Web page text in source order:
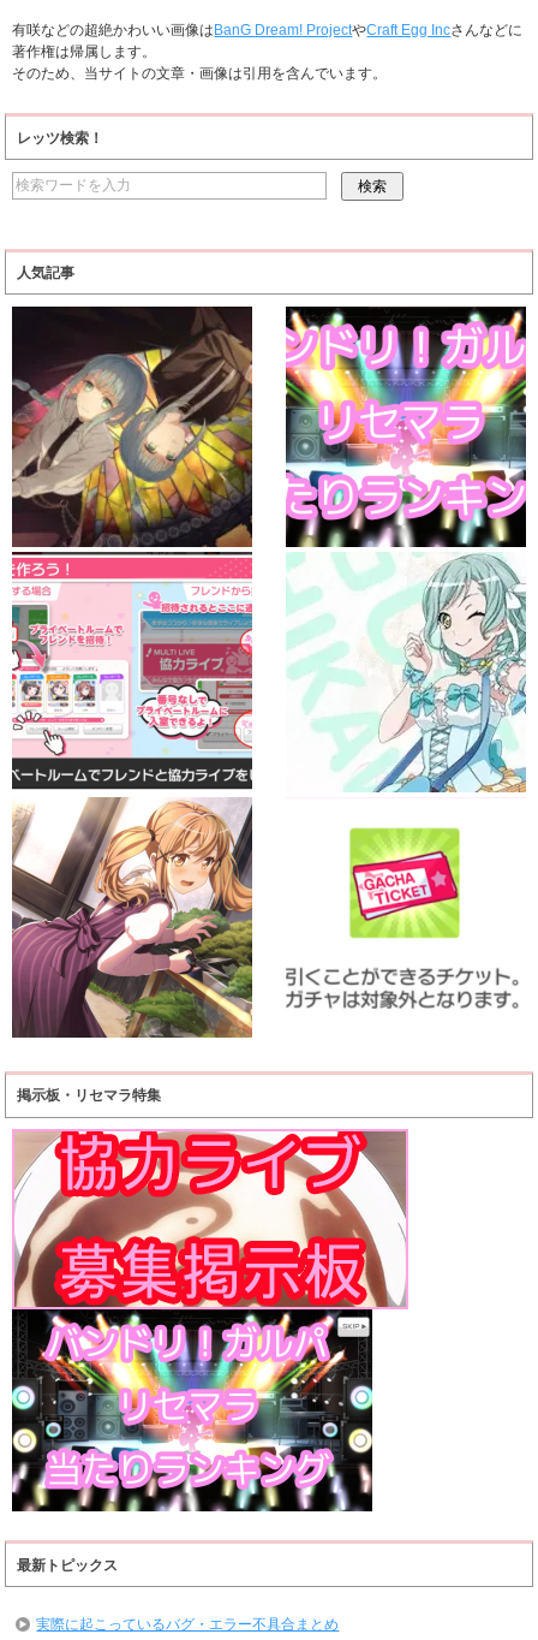
有咲などの超絶かわいい画像は BanG Dream! ProjectやCraft Egg Incさんなどに
著作権は帰属します。
そのため、当サイトの文章・画像は引用を含んでいます。
レッツ検索！
人気記事
掲示板・リセマラ特集
最新トピックス
実際に起こっているバグ・エラー不具合まとめ